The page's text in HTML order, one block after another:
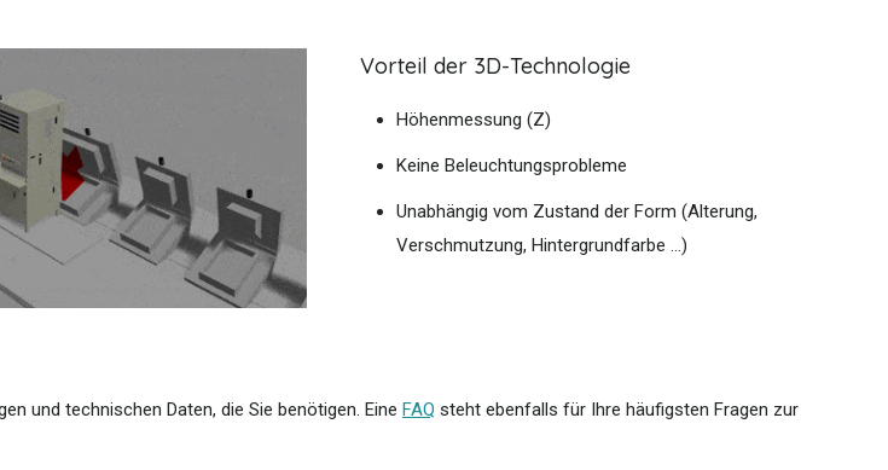
Vorteil der 3D-Technologie
Höhenmessung (Z)
Keine Beleuchtungsprobleme
Unabhängig vom Zustand der Form (Alterung,
Verschmutzung, Hintergrundfarbe ...)
und technischen Daten, die Sie benötigen. Eine FAQ steht ebenfalls für Ihre häufigsten Fragen zur